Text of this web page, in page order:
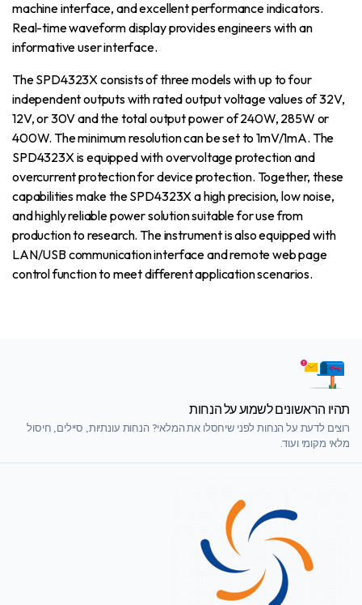
machine interface, and excellent performance indicators.
Real-time waveform display provides engineers with an
informative user interface.
The SPD4323X consists of three models with up to four
independent outputs with rated output voltage values ​​of 32V,
12V, or 30V and the total output power of 240W, 285W or
400W. The minimum resolution can be set to 1mV/1mA. The
SPD4323X is equipped with overvoltage protection and
overcurrent protection for device protection. Together, these
capabilities make the SPD4323X a high precision, low noise,
and highly reliable power solution suitable for use from
production to research. The instrument is also equipped with
LAN/USB communication interface and remote web page
control function to meet different application scenarios.
תהיו הראשונים לשמוע על הנחות
רוצים לדעת על הנחות לפני שיחסלו את המלאי? הנחות עונתיות, סיילים, חיסול
מלאי מקומי ועוד.